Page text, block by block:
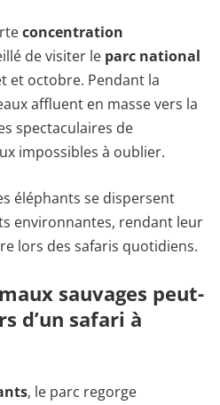
concentration
de visiter le parc national
et octobre. Pendant la
affluent en masse vers la
spectaculaires de
impossibles à oublier.
éléphants se dispersent
environnantes, rendant leur
lors des safaris quotidiens.
sauvages peut-
d’un safari à
, le parc regorge